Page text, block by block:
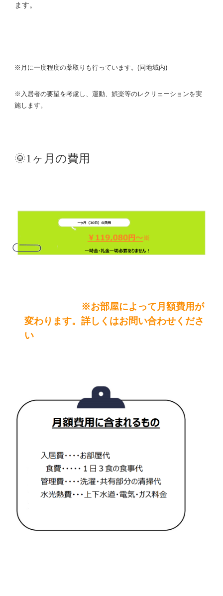
ます。
※月に一度程度の薬取りも行っています。(同地域内)
※入居者の要望を考慮し、運動、娯楽等のレクリェーションを実
施します。
🌞1ヶ月の費用
※お部屋によって月額費用が
変わります。詳しくはお問い合わせくださ
い